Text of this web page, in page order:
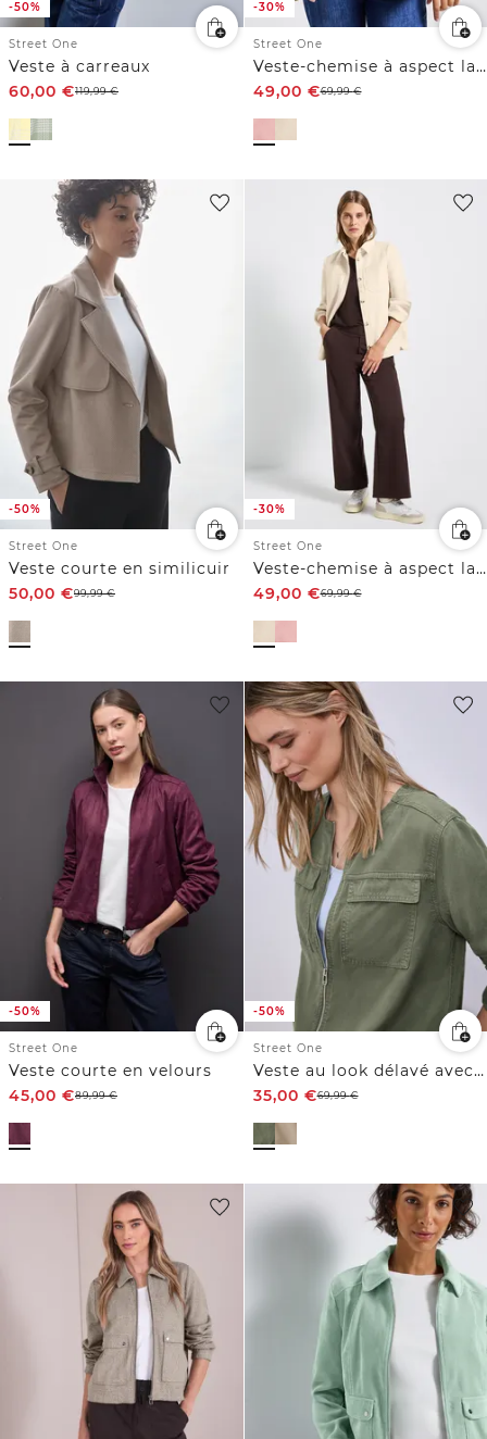
-50%
Street One
Veste à carreaux
60,00 €119,99€
-30%
Street One
Veste-chemise à aspect laine
49,00 €69,99€
-50%
Street One
Veste courte en similicuir
50,00 €99,99€
-30%
Street One
Veste-chemise à aspect laine
49,00 €69,99€
-50%
Street One
Veste courte en velours
45,00 €89,99€
-50%
Street One
Veste au look délavé avec cordon de serrage
35,00 €69,99€